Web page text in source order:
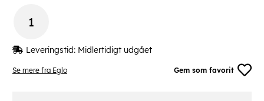
Se mere fra Eglo Gem som favorit
Leveringstid: Midlertidigt udgået